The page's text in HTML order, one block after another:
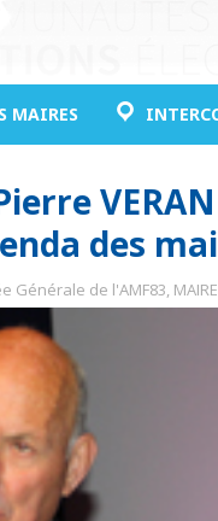
MAIRES
des
Générale de l'AMF83,